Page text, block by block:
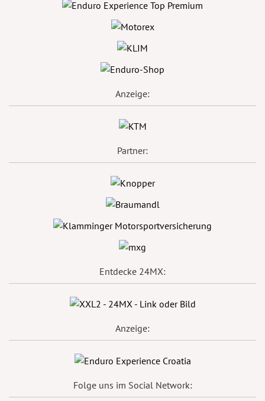
Anzeige:
Partner:
Entdecke 24MX:
Anzeige:
Folge uns im Social Network: